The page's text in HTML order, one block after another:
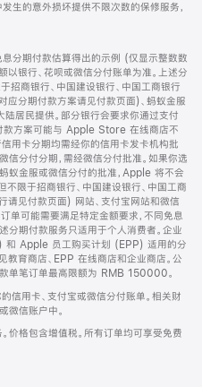
的意外损坏提供不限次数的保修服务，
分期付款估算得出的示例 (仅显示整数数
以银行、花呗或微信分付账单为准。上述分
商银行、中国建设银行、中国工商银行
应分期付款方案请见付款页面)、蚂蚁金服
居民提供。部分银行会要求你通过支付
款方案可能与 Apple Store 在线商店不
用卡分期均需经你的信用卡发卡机构批
信分付分期，需经微信分付批准。如果你选
蚁金服或微信分付的批准，Apple 将不会
限于招商银行、中国建设银行、中国工商
请见付款页面) 网站、支付宝网站和微信
单可能需要满足特定金额要求，不同免息
分期付款服务只适用于个人消费者。企业
和 Apple 员工购买计划 (EPP) 适用的分
教育商店、EPP 在线商店和企业商店。公
单笔订单最高限额为 RMB 150000。
信用卡、支付宝或微信分付账单。相关财
微信账户中。
价格包含增值税。所有订单均可享受免费